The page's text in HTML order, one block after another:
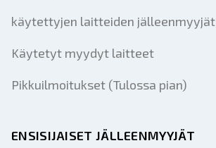
käytettyjen laitteiden jälleenmyyjät
Käytetyt myydyt laitteet
Pikkuilmoitukset (Tulossa pian)
ENSISIJAISET JÄLLEENMYYJÄT